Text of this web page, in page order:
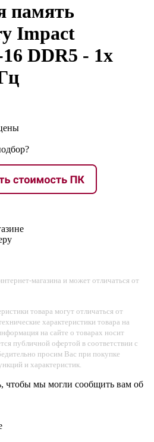
память
Impact
DDR5 - 1x
магазина и может отличаться от
товара могут отличаться от
характеристики товара на
на сайте о товарах носит
публичной офертой в соответствии с
просим Вас при покупке
и характеристик.
чтобы мы могли сообщить вам об